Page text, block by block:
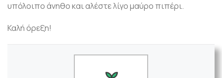
υπόλοιπο άνηθο και αλέστε λίγο μαύρο πιπέρι.
Καλή όρεξη!